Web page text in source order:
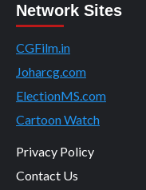
Network Sites
CGFilm.in
Joharcg.com
ElectionMS.com
Cartoon Watch
Privacy Policy
Contact Us